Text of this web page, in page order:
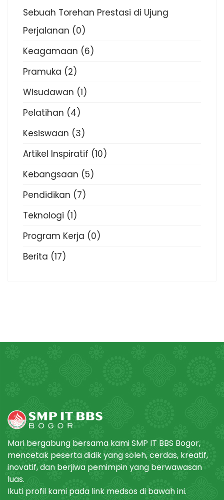
Sebuah Torehan Prestasi di Ujung
Perjalanan (0)
Keagamaan (6)
Pramuka (2)
Wisudawan (1)
Pelatihan (4)
Kesiswaan (3)
Artikel Inspiratif (10)
Kebangsaan (5)
Pendidikan (7)
Teknologi (1)
Program Kerja (0)
Berita (17)
Mari bergabung bersama kami SMP IT BBS Bogor,
mencetak peserta didik yang soleh, cerdas, kreatif,
inovatif, dan berjiwa pemimpin yang berwawasan
luas.
Ikuti profil kami pada link medsos di bawah ini.